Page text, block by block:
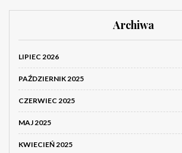
Archiwa
LIPIEC 2026
PAŹDZIERNIK 2025
CZERWIEC 2025
MAJ 2025
KWIECIEŃ 2025